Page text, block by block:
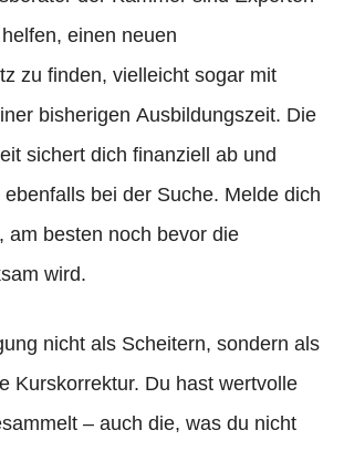
einen neuen
zu finden, vielleicht sogar mit
bisherigen Ausbildungszeit. Die
sichert dich finanziell ab und
bei der Suche. Melde dich
am besten noch bevor die
wird.
nicht als Scheitern, sondern als
Kurskorrektur. Du hast wertvolle
– auch die, was du nicht